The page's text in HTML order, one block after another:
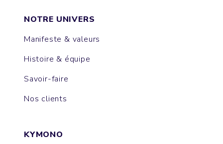
NOTRE UNIVERS
Manifeste & valeurs
Histoire & équipe
Savoir-faire
Nos clients
KYMONO